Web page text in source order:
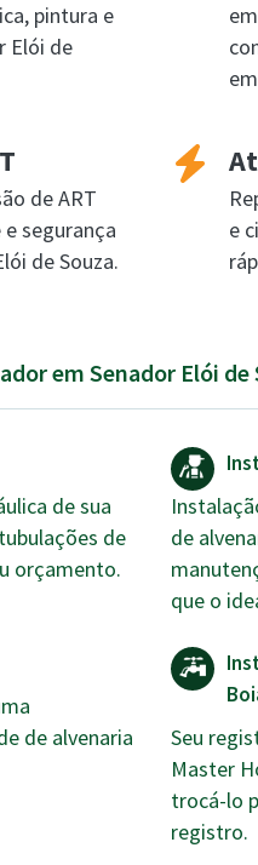
pintura e
Elói de
de ART
segurança
de Souza.
e
em Senador Elói de
de sua
de
orçamento.
de
que o
de alvenaria
Seu
Master
trocá-lo
registro.